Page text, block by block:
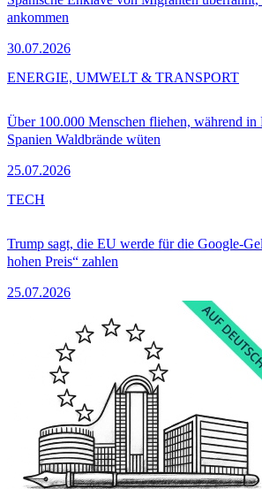
ankommen
30.07.2026
Über 100.000 Menschen fliehen, während in
Spanien Waldbrände wüten
25.07.2026
ENERGIE, UMWELT & TRANSPORT
Trump sagt, die EU werde für die Google-
hohen Preis“ zahlen
25.07.2026
TECH